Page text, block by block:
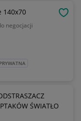
140x70
negocjacji
ŚWIATŁO